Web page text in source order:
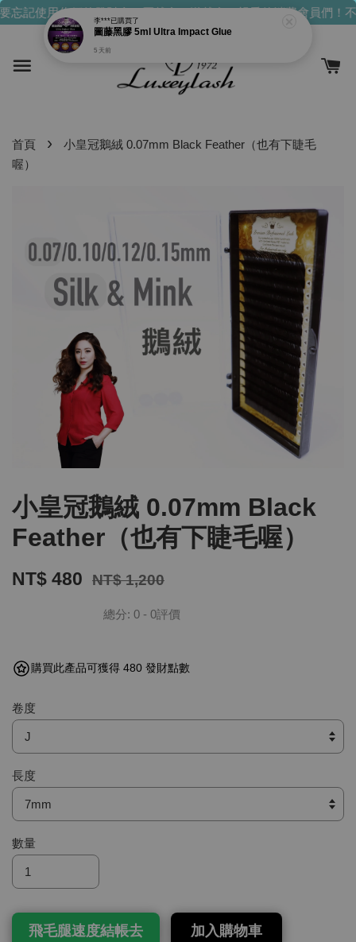
記使用你們的發財金！買越多，送越多！親愛的消費會員們！不
首頁 ›
小皇冠鵝絨 0.07mm Black Feather（也有下睫毛
喔）
小皇冠鵝絨 0.07mm Black
Feather（也有下睫毛喔）
NT$ 480 NT$ 1,200
總分: 0 - 0評價
購買此產品可獲得 480 發財點數
卷度
長度
數量
飛毛腿速度結帳去 加入購物車